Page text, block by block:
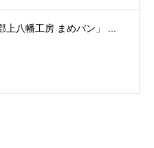
八幡工房 まめパン」 ...